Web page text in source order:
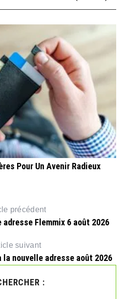
Pour Un Avenir Radieux
précédent
adresse Flemmix 6 août 2026
suivant
la nouvelle adresse août 2026
: